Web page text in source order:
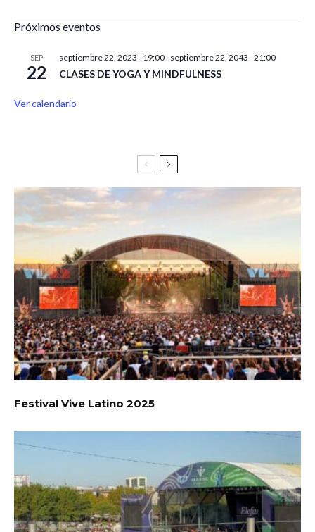
Próximos eventos
SEP
22
septiembre 22, 2023 - 19:00- septiembre 22, 2043 - 21:00
CLASES DE YOGA Y MINDFULNESS
Ver calendario
Festival Vive Latino 2025